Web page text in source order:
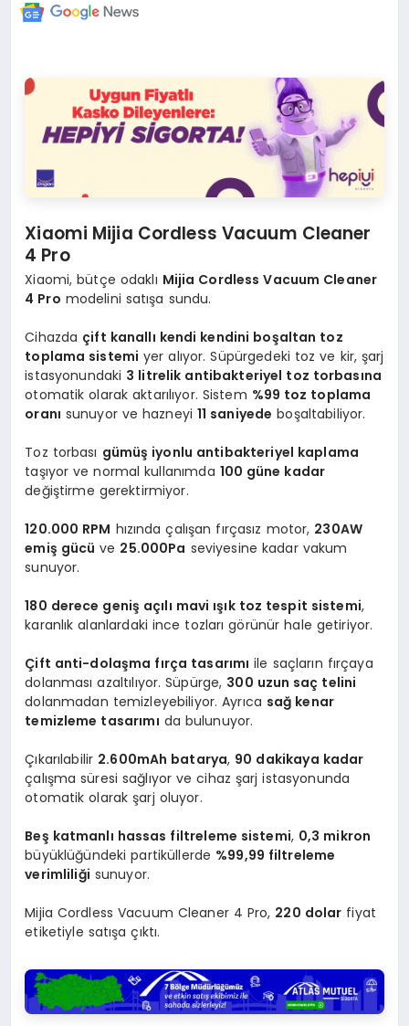
Xiaomi Mijia Cordless Vacuum Cleaner
4 Pro
Xiaomi, bütçe odaklı Mijia Cordless Vacuum Cleaner
4 Pro modelini satışa sundu.
Cihazda çift kanallı kendi kendini boşaltan toz
toplama sistemi yer alıyor. Süpürgedeki toz ve kir, şarj
istasyonundaki 3 litrelik antibakteriyel toz torbasına
otomatik olarak aktarılıyor. Sistem %99 toz toplama
oranı sunuyor ve hazneyi 11 saniyede boşaltabiliyor.
Toz torbası gümüş iyonlu antibakteriyel kaplama
taşıyor ve normal kullanımda 100 güne kadar
değiştirme gerektirmiyor.
120.000 RPM hızında çalışan fırçasız motor, 230AW
emiş gücü ve 25.000Pa seviyesine kadar vakum
sunuyor.
180 derece geniş açılı mavi ışık toz tespit sistemi,
karanlık alanlardaki ince tozları görünür hale getiriyor.
Çift anti-dolaşma fırça tasarımı ile saçların fırçaya
dolanması azaltılıyor. Süpürge, 300 uzun saç telini
dolanmadan temizleyebiliyor. Ayrıca sağ kenar
temizleme tasarımı da bulunuyor.
Çıkarılabilir 2.600mAh batarya, 90 dakikaya kadar
çalışma süresi sağlıyor ve cihaz şarj istasyonunda
otomatik olarak şarj oluyor.
Beş katmanlı hassas filtreleme sistemi, 0,3 mikron
büyüklüğündeki partiküllerde %99,99 filtreleme
verimliliği sunuyor.
Mijia Cordless Vacuum Cleaner 4 Pro, 220 dolar fiyat
etiketiyle satışa çıktı.